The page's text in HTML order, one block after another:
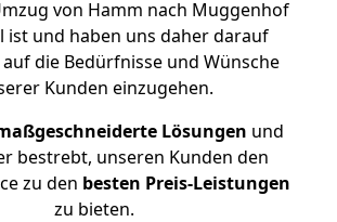
von Hamm nach Muggenhof
ist und haben uns daher darauf
die Bedürfnisse und Wünsche
Kunden einzugehen.
Lösungen und
bestrebt, unseren Kunden den
zu den besten Preis-Leistungen
zu bieten.